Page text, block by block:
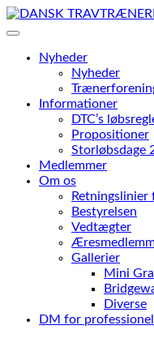
Skip
to
Nyheder
Nyheder
Informationer
DTC’s
Propositioner
Storløbsdage
Medlemmer
Om os
Bestyrelsen
Vedtægter
Gallerier
Mini
Diverse
DM for